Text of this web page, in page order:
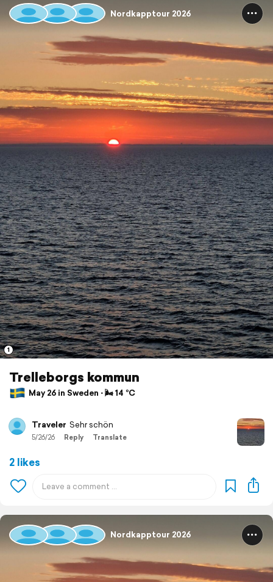
Nordkapptour 2026
1
Trelleborgs kommun
May 26 in Sweden ⋅ 🌬 14 °C
Traveler Sehr schön
5/26/26 Reply Translate
2 likes
Nordkapptour 2026